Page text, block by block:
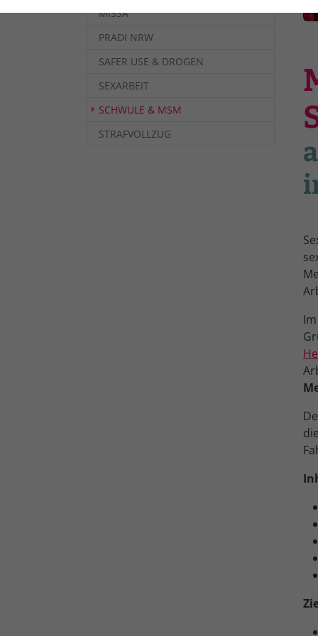
Typo3
Laufzeit 1 Jahr
verwendet, um
Ihre Cookie-
Einstellungen für
Anbieter
MiSSA
PRADI NRW
SAFER USE & DROGEN
SEXARBEIT
SCHWULE & MSM
STRAFVOLLZUG